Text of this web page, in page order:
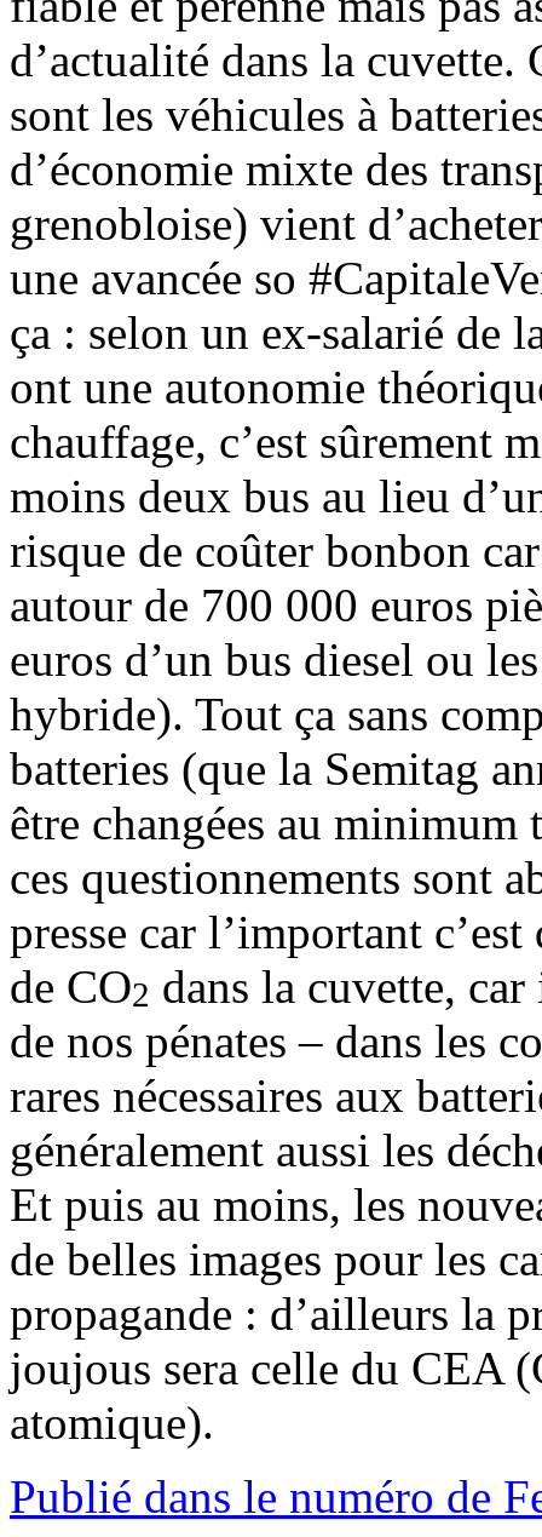
d’actualité dans la
sont les véhicules à
d’économie mixte des
grenobloise) vient
une avancée so
ça : selon un ex-salarié de
ont une autonomie
chauffage, c’est sûrement
moins deux bus au lieu
risque de coûter bonbon
autour de 700 000 euros
euros d’un bus diesel ou
hybride). Tout ça sans
batteries (que la Semitag
être changées au
ces questionnements sont
presse car l’important
de CO2 dans la cuvette,
de nos pénates – dans les
rares nécessaires aux
généralement aussi les
Et puis au moins, les
de belles images pour les
propagande : d’ailleurs la
joujous sera celle du CEA
atomique).
Publié dans le numéro de